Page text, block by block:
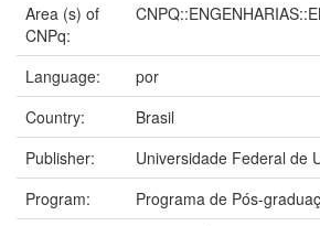
Area (s) of
CNPq:
Language:
por
Country:
Brasil
Publisher:
Universidade Federal de
Program:
Programa de Pós-